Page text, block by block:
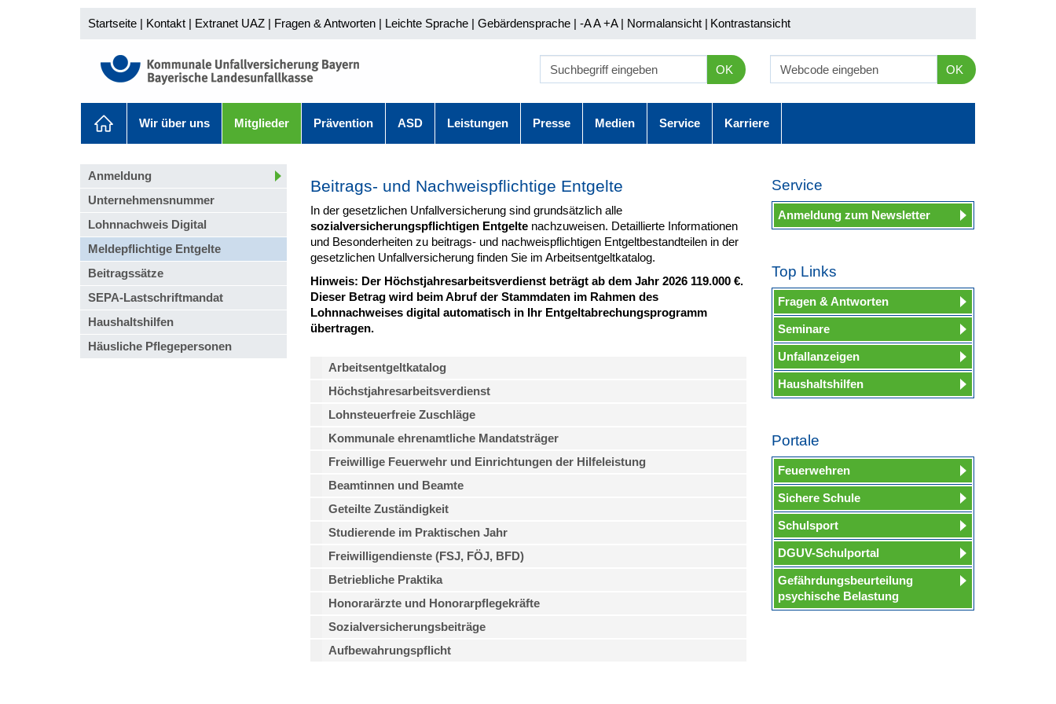
Startseite | Kontakt | Extranet UAZ | Fragen & Antworten | Leichte Sprache | Gebärdensprache | -A A+A | Normalansicht | Kontrastansicht
OK OK
Wir über uns Mitglieder Prävention ASD Leistungen Presse Medien Service Karriere
Anmeldung
Unternehmensnummer
Lohnnachweis Digital
Meldepflichtige Entgelte
Beitragssätze
SEPA-Lastschriftmandat
Haushaltshilfen
Häusliche Pflegepersonen
Beitrags- und Nachweispflichtige Entgelte
In der gesetzlichen Unfallversicherung sind grundsätzlich alle
sozialversicherungspflichtigen Entgeltenachzuweisen. Detaillierte Informationen
und Besonderheiten zu beitrags- und nachweispflichtigen Entgeltbestandteilen in der
gesetzlichen Unfallversicherung finden Sie im Arbeitsentgeltkatalog.
Hinweis: Der Höchstjahresarbeitsverdienst beträgt ab dem Jahr 2026 119.000 €.
Dieser Betrag wird beim Abruf der Stammdaten im Rahmen des
Lohnnachweises digital automatisch in Ihr Entgeltabrechungsprogramm
übertragen.
Arbeitsentgeltkatalog
Höchstjahresarbeitsverdienst
Lohnsteuerfreie Zuschläge
Kommunale ehrenamtliche Mandatsträger
Freiwillige Feuerwehr und Einrichtungen der Hilfeleistung
Beamtinnen und Beamte
Geteilte Zuständigkeit
Studierende im Praktischen Jahr
Freiwilligendienste (FSJ, FÖJ, BFD)
Betriebliche Praktika
Honorarärzte und Honorarpflegekräfte
Sozialversicherungsbeiträge
Aufbewahrungspflicht
Service
Anmeldung zum Newsletter
Top Links
Fragen & Antworten
Seminare
Unfallanzeigen
Haushaltshilfen
Portale
Feuerwehren
Sichere Schule
Schulsport
DGUV-Schulportal
Gefährdungsbeurteilung
psychische Belastung